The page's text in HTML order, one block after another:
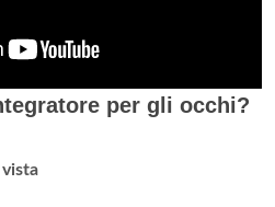
per gli occhi?